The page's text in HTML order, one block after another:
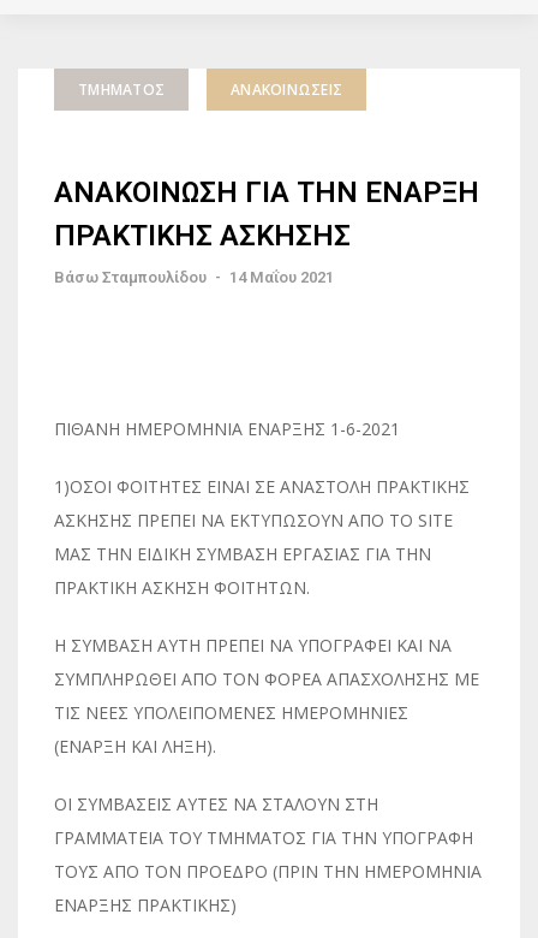
ΤΜΉΜΑΤΟΣ ΑΝΑΚΟΙΝΏΣΕΙΣ
ΑΝΑΚΟΙΝΩΣΗ ΓΙΑ ΤΗΝ ΕΝΑΡΞΗ
ΠΡΑΚΤΙΚΗΣ ΑΣΚΗΣΗΣ
Βάσω Σταμπουλίδου - 14 Μαΐου 2021
ΠΙΘΑΝΗ ΗΜΕΡΟΜΗΝΙΑ ΕΝΑΡΞΗΣ 1-6-2021
1)ΟΣΟΙ ΦΟΙΤΗΤΕΣ ΕΙΝΑΙ ΣΕ ΑΝΑΣΤΟΛΗ ΠΡΑΚΤΙΚΗΣ
ΑΣΚΗΣΗΣ ΠΡΕΠΕΙ ΝΑ ΕΚΤΥΠΩΣΟΥΝ ΑΠΟ ΤΟ SITE
ΜΑΣ ΤΗΝ ΕΙΔΙΚΗ ΣΥΜΒΑΣΗ ΕΡΓΑΣΙΑΣ ΓΙΑ ΤΗΝ
ΠΡΑΚΤΙΚΗ ΑΣΚΗΣΗ ΦΟΙΤΗΤΩΝ.
Η ΣΥΜΒΑΣΗ ΑΥΤΗ ΠΡΕΠΕΙ ΝΑ ΥΠΟΓΡΑΦΕΙ ΚΑΙ ΝΑ
ΣΥΜΠΛΗΡΩΘΕΙ ΑΠΟ ΤΟΝ ΦΟΡΕΑ ΑΠΑΣΧΟΛΗΣΗΣ ΜΕ
ΤΙΣ ΝΕΕΣ ΥΠΟΛΕΙΠΟΜΕΝΕΣ ΗΜΕΡΟΜΗΝΙΕΣ
(ΕΝΑΡΞΗ ΚΑΙ ΛΗΞΗ).
ΟΙ ΣΥΜΒΑΣΕΙΣ ΑΥΤΕΣ ΝΑ ΣΤΑΛΟΥΝ ΣΤΗ
ΓΡΑΜΜΑΤΕΙΑ ΤΟΥ ΤΜΗΜΑΤΟΣ ΓΙΑ ΤΗΝ ΥΠΟΓΡΑΦΗ
ΤΟΥΣ ΑΠΟ ΤΟΝ ΠΡΟΕΔΡΟ (ΠΡΙΝ ΤΗΝ ΗΜΕΡΟΜΗΝΙΑ
ΕΝΑΡΞΗΣ ΠΡΑΚΤΙΚΗΣ)